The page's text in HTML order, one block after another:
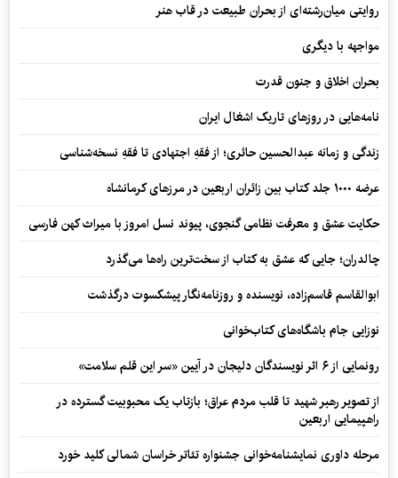
روایتی میان‌رشته‌ای از بحران طبیعت در قاب هنر
مواجهه با دیگری
بحران اخلاق و جنون قدرت
نامه‌هایی در روزهای تاریک اشغال ایران
زندگی و زمانه عبدالحسین حائری؛ از فقهِ اجتهادی تا فقهِ نسخه‌شناسی
عرضه ۱۰۰۰ جلد کتاب بین زائران اربعین در مرزهای کرمانشاه
حکایت عشق و معرفت نظامی گنجوی، پیوند نسل امروز با میراث کهن فارسی
چالدران؛ جایی که عشق به کتاب از سخت‌ترین راه‌ها می‌گذرد
ابوالقاسم قاسم‌زاده، نویسنده و روزنامه‌نگار پیشکسوت درگذشت
نوزایی جام باشگاه‌های کتاب‌خوانی
رونمایی از ۶ اثر نویسندگان دلیجان در آیین «سر این قلم سلامت»
از تصویر رهبر شهید تا قلب مردم عراق؛ بازتاب یک محبوبیت گسترده در
راهپیمایی اربعین
مرحله داوری نمایشنامه‌خوانی جشنواره تئاتر خراسان شمالی کلید خورد